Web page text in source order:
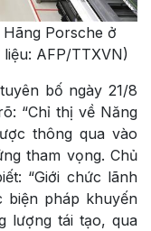
Porsche ở
AFP/TTXVN)
bố ngày 21/8
“Chỉ thị về Năng
thông qua vào
tham vọng. Chủ
“Giới chức lãnh
pháp khuyến
lượng tái tạo, qua